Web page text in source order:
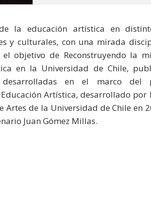
la educación artística en
y culturales, con una mirada
objetivo de Reconstruyendo la
en la Universidad de Chile,
desarrolladas en el marco del
Artística, desarrollado por
Artes de la Universidad de Chile en
Juan Gómez Millas.